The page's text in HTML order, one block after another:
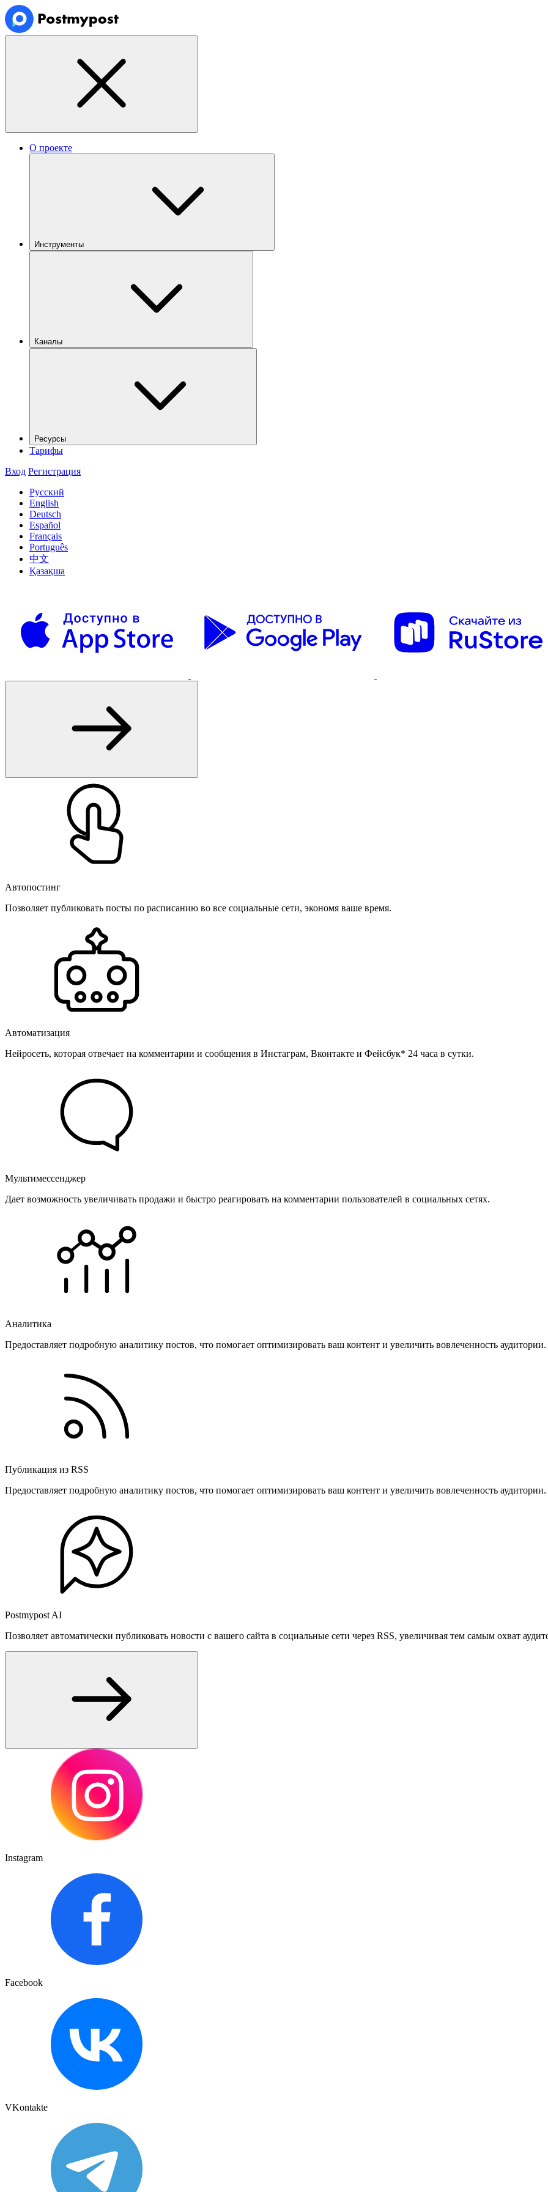
О проекте
Инструменты
Каналы
Ресурсы
Тарифы
Вход Регистрация
Русский
English
Deutsch
Español
Français
Português
中文
Қазақша
Автопостинг
Позволяет публиковать посты по расписанию во все социальные сети, экономя ваше время.
Автоматизация
Нейросеть, которая отвечает на комментарии и сообщения в Инстаграм, Вконтакте и Фейсбук* 24 часа в сутки.
Мультимессенджер
Дает возможность увеличивать продажи и быстро реагировать на комментарии пользователей в социальных сетях.
Аналитика
Предоставляет подробную аналитику постов, что помогает оптимизировать ваш контент и увеличить вовлеченность аудитории.
Публикация из RSS
Предоставляет подробную аналитику постов, что помогает оптимизировать ваш контент и увеличить вовлеченность аудитории.
Postmypost AI
Позволяет автоматически публиковать новости с вашего сайта в социальные сети через RSS, увеличивая тем самым охват
Instagram
Facebook
VKontakte